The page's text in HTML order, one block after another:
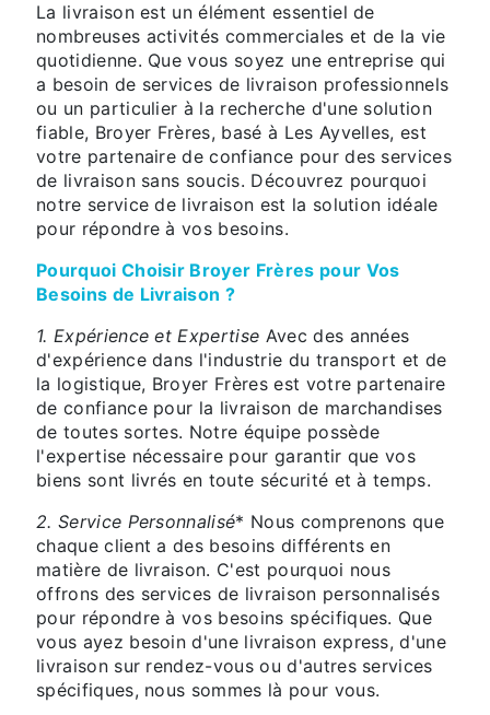
La livraison est un élément essentiel de
nombreuses activités commerciales et de la vie
quotidienne. Que vous soyez une entreprise qui
a besoin de services de livraison professionnels
ou un particulier à la recherche d'une solution
fiable, Broyer Frères, basé à Les Ayvelles, est
votre partenaire de confiance pour des services
de livraison sans soucis. Découvrez pourquoi
notre service de livraison est la solution idéale
pour répondre à vos besoins.
Pourquoi Choisir Broyer Frères pour Vos
Besoins de Livraison ?
1. Expérience et Expertise Avec des années
d'expérience dans l'industrie du transport et de
la logistique, Broyer Frères est votre partenaire
de confiance pour la livraison de marchandises
de toutes sortes. Notre équipe possède
l'expertise nécessaire pour garantir que vos
biens sont livrés en toute sécurité et à temps.
2. Service Personnalisé* Nous comprenons que
chaque client a des besoins différents en
matière de livraison. C'est pourquoi nous
offrons des services de livraison personnalisés
pour répondre à vos besoins spécifiques. Que
vous ayez besoin d'une livraison express, d'une
livraison sur rendez-vous ou d'autres services
spécifiques, nous sommes là pour vous.